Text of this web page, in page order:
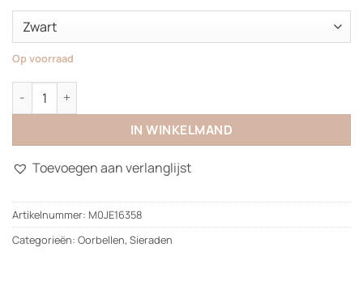
Op voorraad
Lissabon Earrings aantal
IN WINKELMAND
Toevoegen aan verlanglijst
Artikelnummer: M0JE16358
Categorieën: Oorbellen, Sieraden